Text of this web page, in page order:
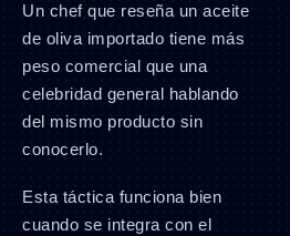
Un chef que reseña un aceite
de oliva importado tiene más
peso comercial que una
celebridad general hablando
del mismo producto sin
conocerlo.
Esta táctica funciona bien
cuando se integra con el